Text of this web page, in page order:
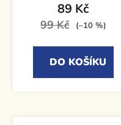
89 Kč
99 Kč (–10 %)
DO KOŠÍKU